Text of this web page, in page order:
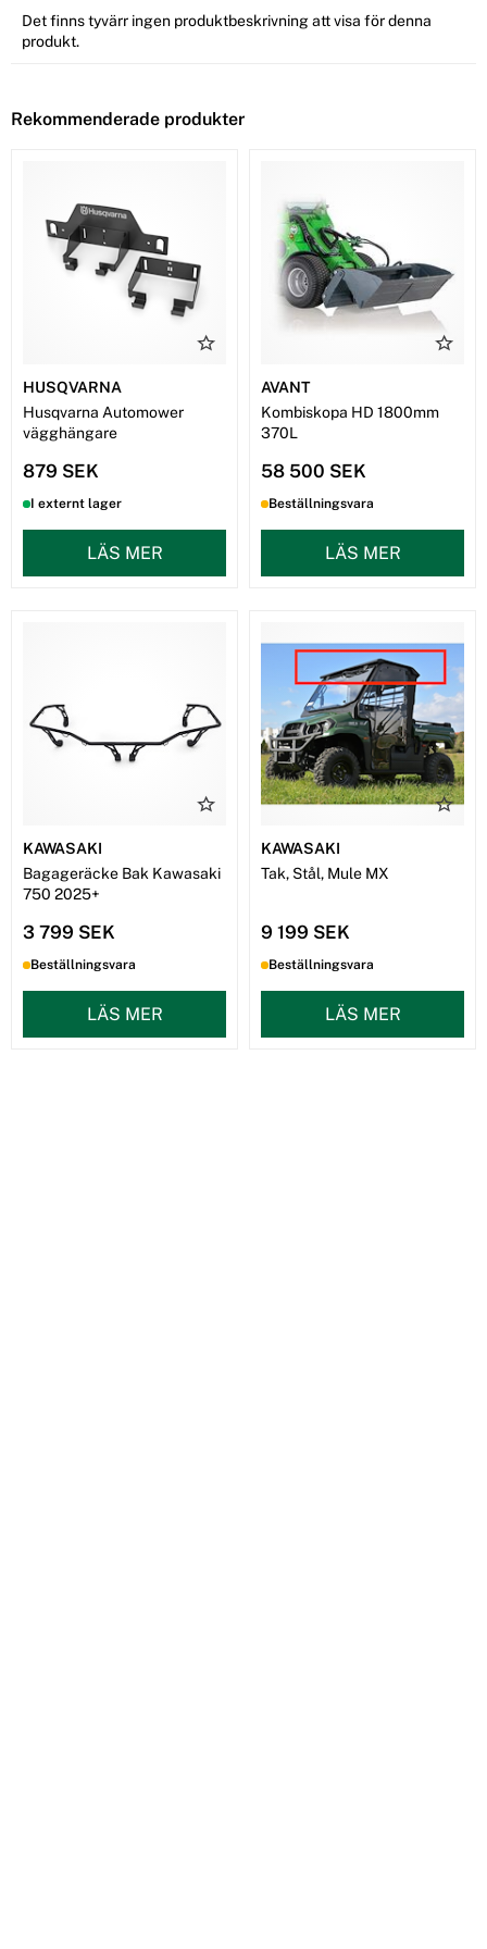
Det finns tyvärr ingen produktbeskrivning att visa för denna
produkt.
Rekommenderade produkter
HUSQVARNA
Husqvarna Automower
vägghängare
879 SEK
I externt lager
LÄS MER
AVANT
Kombiskopa HD 1800mm
370L
58 500 SEK
Beställningsvara
LÄS MER
KAWASAKI
Bagageräcke Bak Kawasaki
750 2025+
3 799 SEK
Beställningsvara
LÄS MER
KAWASAKI
Tak, Stål, Mule MX
9 199 SEK
Beställningsvara
LÄS MER